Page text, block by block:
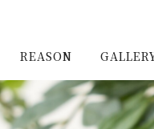
REASON
施工実例（新